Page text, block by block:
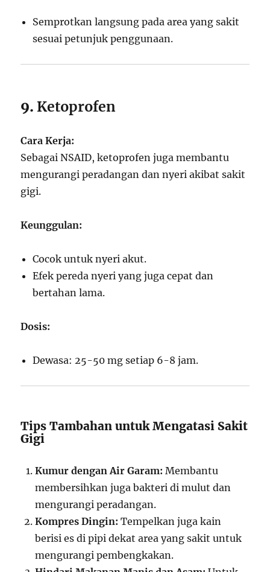
Semprotkan langsung pada area yang sakit
sesuai petunjuk penggunaan.
9. Ketoprofen
Cara Kerja:
Sebagai NSAID, ketoprofen juga membantu
mengurangi peradangan dan nyeri akibat sakit
gigi.
Keunggulan:
Cocok untuk nyeri akut.
Efek pereda nyeri yang juga cepat dan
bertahan lama.
Dosis:
Dewasa: 25-50 mg setiap 6-8 jam.
Tips Tambahan untuk Mengatasi Sakit
Gigi
Kumur dengan Air Garam: Membantu
membersihkan juga bakteri di mulut dan
mengurangi peradangan.
Kompres Dingin: Tempelkan juga kain
berisi es di pipi dekat area yang sakit untuk
mengurangi pembengkakan.